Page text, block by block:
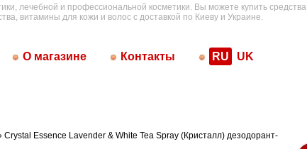
лечебной и профессиональной косметики. Вы можете купить средства
витамины для кожи и волос с доставкой по Киеву и Украине.
О магазине Контакты RU UK
Crystal Essence Lavender & White Tea Spray (Кристалл) дезодорант-